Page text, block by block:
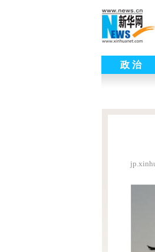
政 治